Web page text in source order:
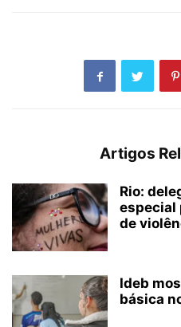
Artigos
Rio:
especial
de
Ideb
básica